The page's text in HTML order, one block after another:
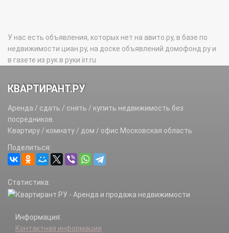
У нас есть объявления, которых нет на авито.ру, в базе по
недвижимости циан.ру, на доске объявлений домофонд.ру и
в газете из рук в руки irr.ru
КВАРТИРАНТ.РУ
Аренда / сдать / снять / купить недвижимость без
посредников.
Квартиру / комнату / дом / офис Московская область
Поделиться:
Статистика:
Информация:
Контактная информация